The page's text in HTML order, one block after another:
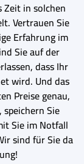
Zeit in solchen
Vertrauen Sie
Erfahrung im
Sie auf der
dass Ihr
wird. Und das
Preise genau,
Sie
Sie im Notfall
sind für Sie da